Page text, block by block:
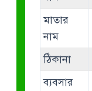
মাতার
নাম
ঠিকানা
ব্যবসার